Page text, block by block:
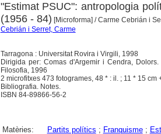
"Estimat PSUC": antropologia
(1956 - 84) [Microforma] / Carme Cebrián i
Cebrián i Serret, Carme
Tarragona : Universitat Rovira i Virgili, 1998
Dirigida per: Comas d'Argemir i Cendra,
Filosofia, 1996
2 microfitxes 473 fotogrames, 48 * : il. ; 11 * 15 cm
Bibliografia. Notes.
ISBN 84-89866-56-2
Matèries: Partits polítics ; Franquisme;